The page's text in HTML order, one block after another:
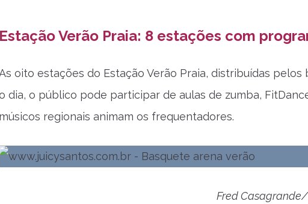
Estação Verão Praia: 8 estações com
oito estações do Estação Verão Praia, distribuídas
dia, o público pode participar de aulas de zumba,
músicos regionais animam os frequentadores.
Fred